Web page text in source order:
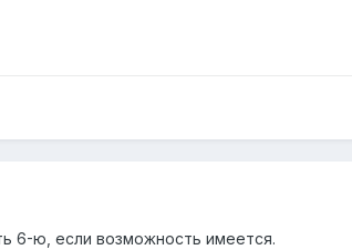
6-ю, если возможность имеется.